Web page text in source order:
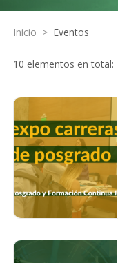
Inicio > Eventos
10 elementos en total: